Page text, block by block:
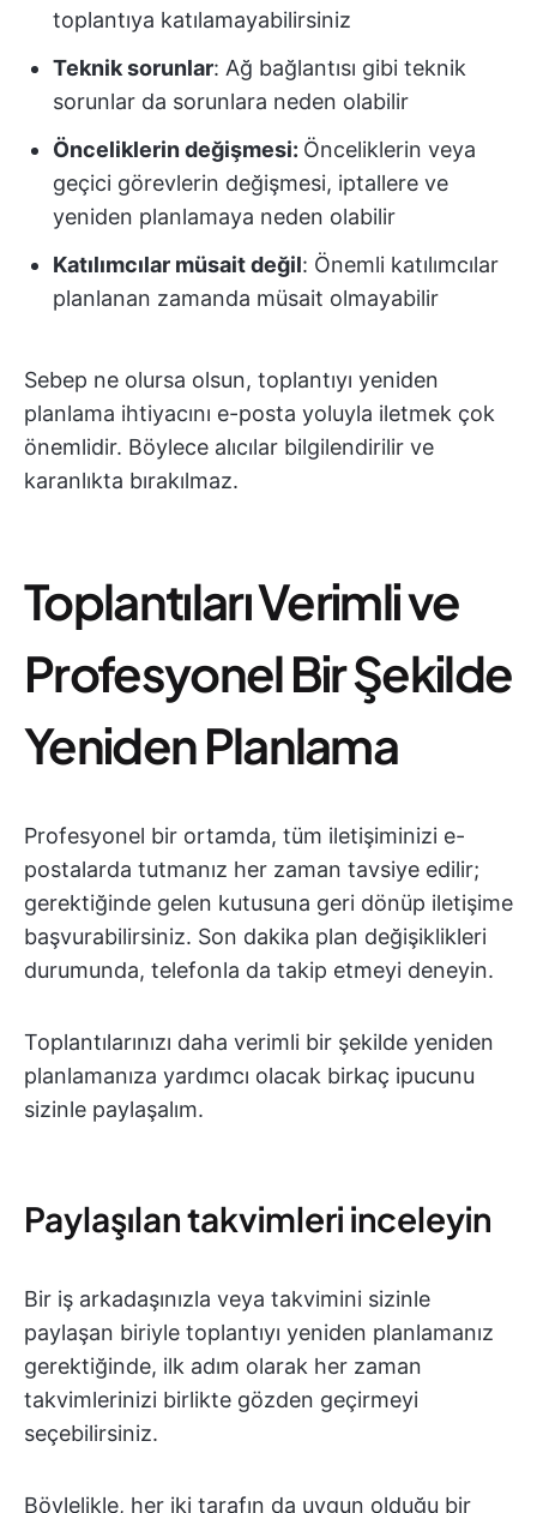
toplantıya katılamayabilirsiniz
Teknik sorunlar: Ağ bağlantısı gibi teknik
sorunlar da sorunlara neden olabilir
Önceliklerin değişmesi: Önceliklerin veya
geçici görevlerin değişmesi, iptallere ve
yeniden planlamaya neden olabilir
Katılımcılar müsait değil: Önemli katılımcılar
planlanan zamanda müsait olmayabilir
Sebep ne olursa olsun, toplantıyı yeniden
planlama ihtiyacını e-posta yoluyla iletmek çok
önemlidir. Böylece alıcılar bilgilendirilir ve
karanlıkta bırakılmaz.
Toplantıları Verimli ve
Profesyonel Bir Şekilde
Yeniden Planlama
Profesyonel bir ortamda, tüm iletişiminizi e-
postalarda tutmanız her zaman tavsiye edilir;
gerektiğinde gelen kutusuna geri dönüp iletişime
başvurabilirsiniz. Son dakika plan değişiklikleri
durumunda, telefonla da takip etmeyi deneyin.
Toplantılarınızı daha verimli bir şekilde yeniden
planlamanıza yardımcı olacak birkaç ipucunu
sizinle paylaşalım.
Paylaşılan takvimleri inceleyin
Bir iş arkadaşınızla veya takvimini sizinle
paylaşan biriyle toplantıyı yeniden planlamanız
gerektiğinde, ilk adım olarak her zaman
takvimlerinizi birlikte gözden geçirmeyi
seçebilirsiniz.
Böylelikle, her iki tarafın da uygun olduğu bir